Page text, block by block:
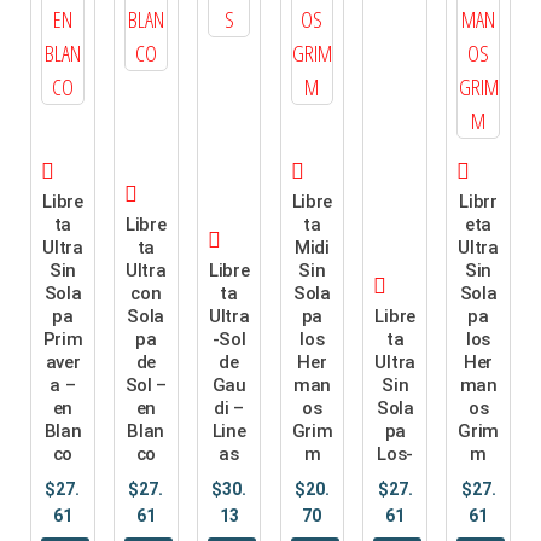
Libre
ta
Ultra
Sin
Sola
pa
Prim
aver
a –
en
Blan
co
$27.
61
Libre
ta
Ultra
con
Sola
pa
de
Sol –
en
Blan
co
$27.
61
Libre
ta
Ultra
-Sol
de
Gau
di –
Line
as
$30.
13
Libre
ta
Midi
Sin
Sola
pa
los
Her
man
os
Grim
m
$20.
70
Libre
ta
Ultra
Sin
Sola
pa
Los-
$27.
61
Librr
eta
Ultra
Sin
Sola
pa
los
Her
man
os
Grim
m
$27.
61